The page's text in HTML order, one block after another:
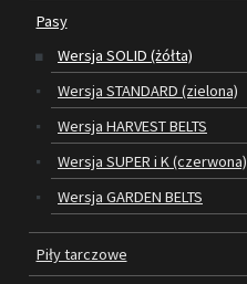
WAŁY
SILNIKI ELEKTRYCZNE
PIŁY TARCZOWE
OUTLET
SERWIS I REGENERACJA MASZYN
Pasy
Wersja SOLID (żółta)
Wersja STANDARD (zielona)
Wersja HARVEST BELTS
Wersja SUPER i K (czerwona)
Wersja GARDEN BELTS
Piły tarczowe